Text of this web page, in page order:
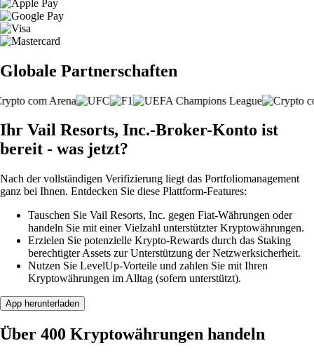
Globale Partnerschaften
Ihr Vail Resorts, Inc.-Broker-Konto ist
bereit - was jetzt?
Nach der vollständigen Verifizierung liegt das Portfoliomanagement
ganz bei Ihnen. Entdecken Sie diese Plattform-Features:
Tauschen Sie Vail Resorts, Inc. gegen Fiat-Währungen oder
handeln Sie mit einer Vielzahl unterstützter Kryptowährungen.
Erzielen Sie potenzielle Krypto-Rewards durch das Staking
berechtigter Assets zur Unterstützung der Netzwerksicherheit.
Nutzen Sie LevelUp-Vorteile und zahlen Sie mit Ihren
Kryptowährungen im Alltag (sofern unterstützt).
App herunterladen
Über 400 Kryptowährungen handeln